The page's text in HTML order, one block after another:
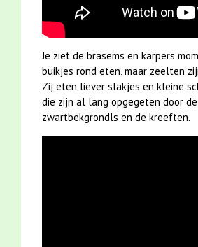
Je ziet de brasems en karpers
buikjes rond eten, maar zeelten
Zij eten liever slakjes en kleine
die zijn al lang opgegeten door de
zwartbekgrondls en de kreeften.